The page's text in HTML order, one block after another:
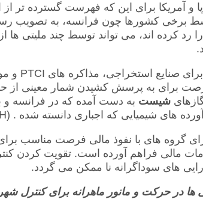
و آمریکا برای این که فهرست گسترده تر از
برخی کشورها چون فرانسه، به تصویب
کرده اند، می تواند توسط چند ملیتی ها
صنایع استخراجی، مذاکره های PTCI و
برای به پرسش کشیدن شمار معینی از
شیست به دست آمده که در فرانسه و
های شیمیایی که اجباری دانسته شده .
گروه های با نفوذ مالی فرصت مناسب
مالی فراهم آورده است. تقویت کردن
های سوداگرانه نا ممکن می گردد.
ها در حرکت و مانور ماهرانه برای کنترل